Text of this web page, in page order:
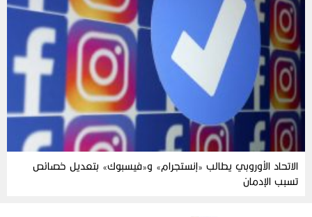
الاتحاد الأوروبي يطالب «إنستجرام» و«فيسبوك» بتعديل خصائص
تسبب الإدمان